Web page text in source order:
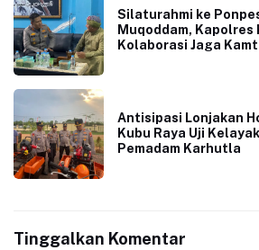
Silaturahmi ke
Muqoddam, Kapolres
Kolaborasi Jaga
Antisipasi Lonjakan
Kubu Raya Uji
Pemadam Karhutla
Tinggalkan Komentar